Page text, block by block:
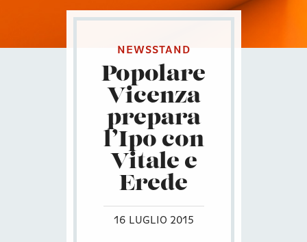
NEWSSTAND
Popolare
Vicenza
prepara
l’Ipo con
Vitale e
Erede
16 LUGLIO 2015